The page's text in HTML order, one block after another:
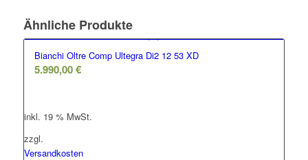
Ähnliche Produkte
Bianchi Oltre Comp Ultegra Di2 12 53 XD
5.990,00€
inkl. 19 % MwSt.
zzgl.
Versandkosten